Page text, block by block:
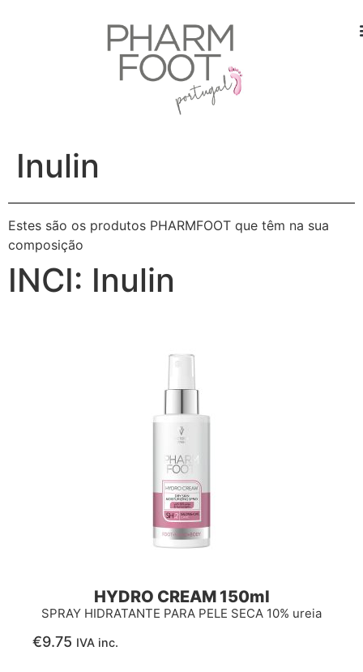
Inulin
Estes são os produtos PHARMFOOT que têm na sua
composição
INCI: Inulin
HYDRO CREAM 150ml
SPRAY HIDRATANTE PARA PELE SECA 10% ureia
€9.75 IVA inc.